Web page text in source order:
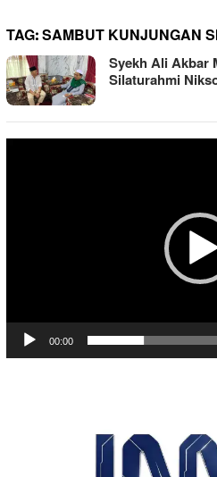
TAG:SAMBUT KUNJUNGAN
Syekh Ali Akbar
Silaturahmi
00:00